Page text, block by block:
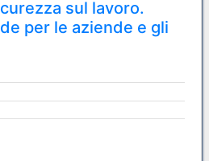
sul lavoro.
per le aziende e gli